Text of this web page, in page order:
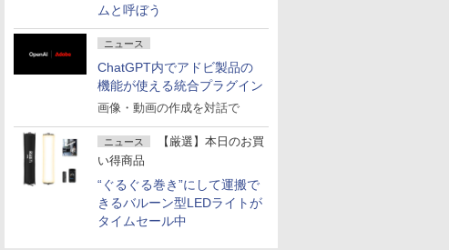
ムと呼ぼう
ニュース
ChatGPT内でアドビ製品の
機能が使える統合プラグイン
画像・動画の作成を対話で
ニュース
【厳選】本日のお買
い得商品
“ぐるぐる巻き”にして運搬で
きるバルーン型LEDライトが
タイムセール中